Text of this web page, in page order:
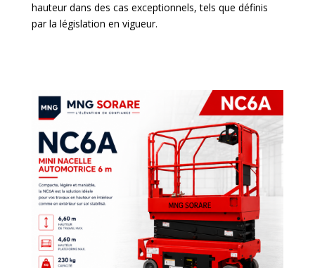
hauteur dans des cas exceptionnels, tels que définis
par la législation en vigueur.